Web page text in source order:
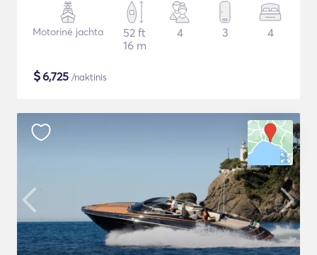
Motorinė jachta
52 ft
16 m
4 3 4
$6,725 /naktinis